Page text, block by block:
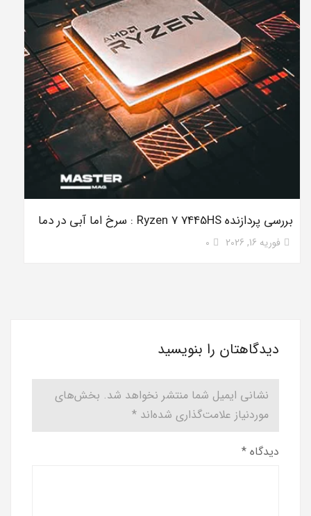
بررسی پردازنده Ryzen 7 7445HS : سرخ اما آبی در دما
فوریه 16, 2026 0
دیدگاهتان را بنویسید
نشانی ایمیل شما منتشر نخواهد شد. بخش‌های
موردنیاز علامت‌گذاری شده‌اند *
دیدگاه *